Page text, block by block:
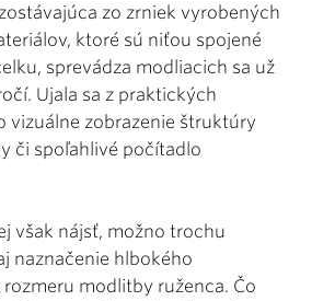
zo zrniek vyrobených
ktoré sú niťou spojené
sprevádza modliacich sa už
Ujala sa z praktických
vizuálne zobrazenie štruktúry
či spoľahlivé počítadlo
však nájsť, možno trochu
naznačenie hlbokého
modlitby ruženca. Čo